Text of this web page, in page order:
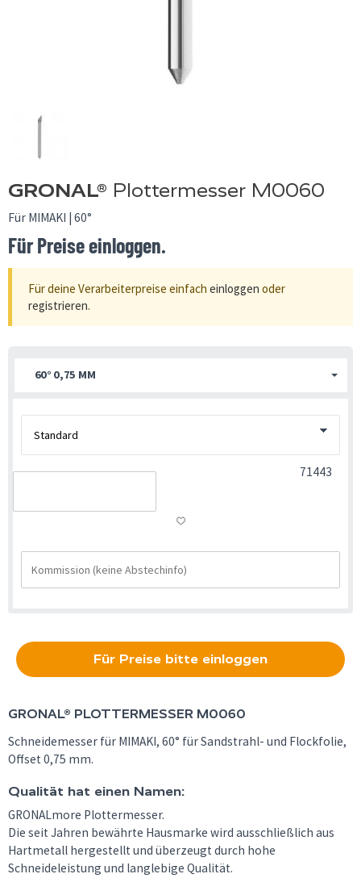
GRONAL® Plottermesser M0060
Für MIMAKI | 60°
Für Preise einloggen.
Für deine Verarbeiterpreise einfach einloggen oder
registrieren.
60° 0,75 MM
71443
Für Preise bitte einloggen
GRONAL® PLOTTERMESSER M0060
Schneidemesser für MIMAKI, 60° für Sandstrahl- und Flockfolie,
Offset 0,75 mm.
Qualität hat einen Namen:
GRONALmore Plottermesser.
Die seit Jahren bewährte Hausmarke wird ausschließlich aus
Hartmetall hergestellt und überzeugt durch hohe
Schneideleistung und langlebige Qualität.